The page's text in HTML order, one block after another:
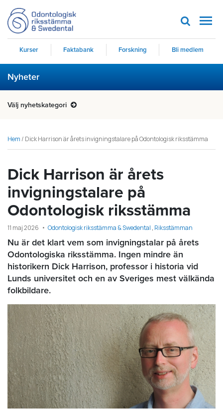
Kurser Faktabank Forskning Bli medlem
Nyheter
Välj nyhetskategori
Hem / Dick Harrison är årets invigningstalare på Odontologisk riksstämma
Dick Harrison är årets
invigningstalare på
Odontologisk riksstämma
11 maj 2026 Odontologisk riksstämma & Swedental Riksstämman
Nu är det klart vem som invigningstalar på årets
Odontologiska riksstämma. Ingen mindre än
historikern Dick Harrison, professor i historia vid
Lunds universitet och en av Sveriges mest välkända
folkbildare.